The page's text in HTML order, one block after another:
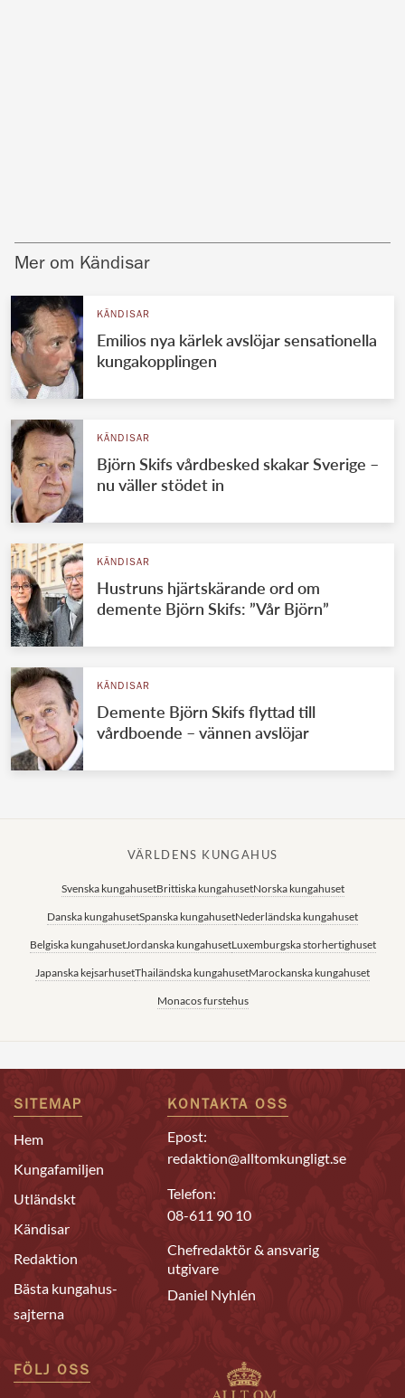
Mer om Kändisar
KÄNDISAR
Emilios nya kärlek avslöjar sensationella
kungakopplingen
KÄNDISAR
Björn Skifs vårdbesked skakar Sverige –
nu väller stödet in
KÄNDISAR
Hustruns hjärtskärande ord om
demente Björn Skifs: ”Vår Björn”
KÄNDISAR
Demente Björn Skifs flyttad till
vårdboende – vännen avslöjar
VÄRLDENS KUNGAHUS
Svenska kungahusetBrittiska kungahusetNorska kungahuset
Danska kungahusetSpanska kungahusetNederländska kungahuset
Belgiska kungahusetJordanska kungahusetLuxemburgska storhertighuset
Japanska kejsarhusetThailändska kungahusetMarockanska kungahuset
Monacos furstehus
SITEMAP
Hem
Kungafamiljen
Utländskt
Kändisar
Redaktion
Bästa kungahus-
sajterna
KONTAKTA OSS
Epost:
redaktion@alltomkungligt.se
Telefon:
08-611 90 10
Chefredaktör & ansvarig
utgivare
Daniel Nyhlén
FÖLJ OSS